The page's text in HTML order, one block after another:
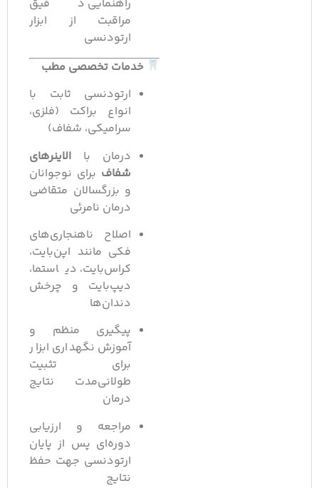
راهنمایی دقیق
مراقبت از ابزار
ارتودنسی
خدمات تخصصی مطب
ارتودنسی ثابت با
انواع براکت (فلزی،
سرامیکی، شفاف)
درمان باالاینرهای
شفافبرای نوجوانان
و بزرگسالان متقاضی
درمان نامرئی
اصلاح ناهنجاری‌های
فکی مانند اپن‌بایت،
کراس‌بایت، دیاستما،
دیپ‌بایت و چرخش
دندان‌ها
پیگیری منظم و
آموزش نگهداری ابزار
برای تثبیت
طولانی‌مدت نتایج
درمان
مراجعه و ارزیابی
دوره‌ای پس از پایان
ارتودنسی جهت حفظ
نتایج